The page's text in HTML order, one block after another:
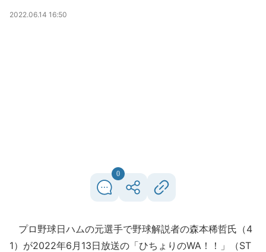
2022.06.14 16:50
0
プロ野球日ハムの元選手で野球解説者の森本稀哲氏（4
1）が2022年6月13日放送の「ひちょりのWA！！」（ST